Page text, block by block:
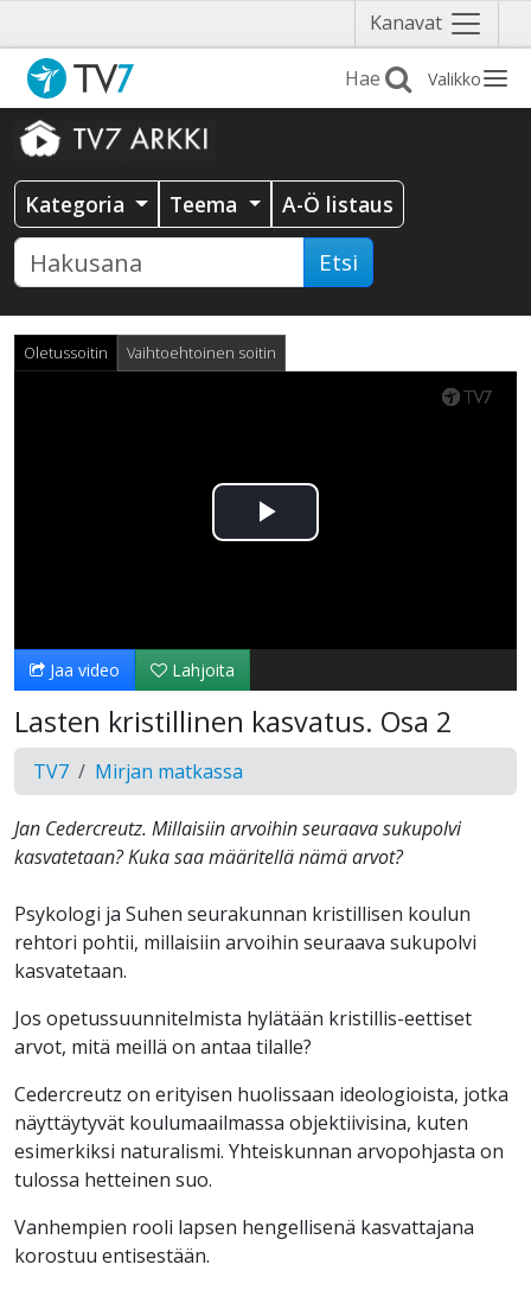
Kanavat Näytä
valikko
Valikko
Kategoria Teema A-Ö listaus
Etsi
Oletussoitin Vaihtoehtoinen soitin
Toista
Jaa video Lahjoita
Lasten kristillinen kasvatus. Osa 2
TV7 Mirjan matkassa
Jan Cedercreutz. Millaisiin arvoihin seuraava sukupolvi
kasvatetaan? Kuka saa määritellä nämä arvot?
Psykologi ja Suhen seurakunnan kristillisen koulun
rehtori pohtii, millaisiin arvoihin seuraava sukupolvi
kasvatetaan.
Jos opetussuunnitelmista hylätään kristillis-eettiset
arvot, mitä meillä on antaa tilalle?
Cedercreutz on erityisen huolissaan ideologioista, jotka
näyttäytyvät koulumaailmassa objektiivisina, kuten
esimerkiksi naturalismi. Yhteiskunnan arvopohjasta on
tulossa hetteinen suo.
Vanhempien rooli lapsen hengellisenä kasvattajana
korostuu entisestään.